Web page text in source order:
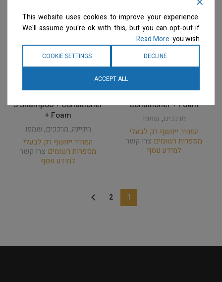
PSH – Pet Skin
Conditioner + Foam
מרככים, שמפו
המחיר ייחשף רק לבעלי
מספרות רשומים צרו קשר
למידע נוסף
PSH – Pet Skin
S Shampoo + Conditioner
+ Foam
היגיינה, מרככים, שמפו
המחיר ייחשף רק לבעלי
מספרות רשומים צרו קשר
למידע נוסף
1
2
This website uses cookies to improve your experience.
We'll assume you're ok with this, but you can opt-out if
you wish.
Read More
DECLINE
COOKIE SETTINGS
ACCEPT ALL